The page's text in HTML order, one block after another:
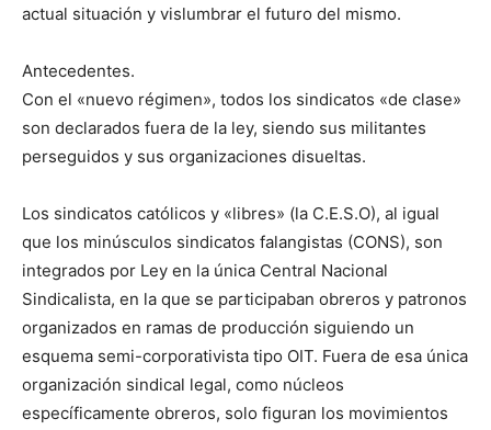
actual situación y vislumbrar el futuro del mismo.
Antecedentes.
Con el «nuevo régimen», todos los sindicatos «de clase»
son declarados fuera de la ley, siendo sus militantes
perseguidos y sus organizaciones disueltas.
Los sindicatos católicos y «libres» (la C.E.S.O), al igual
que los minúsculos sindicatos falangistas (CONS), son
integrados por Ley en la única Central Nacional
Sindicalista, en la que se participaban obreros y patronos
organizados en ramas de producción siguiendo un
esquema semi-corporativista tipo OIT. Fuera de esa única
organización sindical legal, como núcleos
específicamente obreros, solo figuran los movimientos